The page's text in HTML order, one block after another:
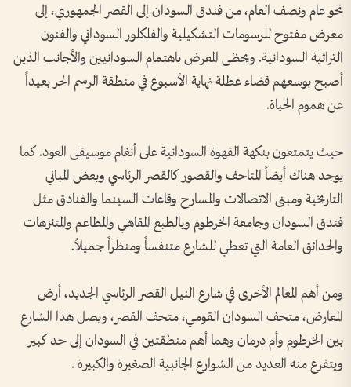
نحو عام ونصف العام، من فندق السودان إلى القصر الجمهوري، إلى
معرض مفتوح للرسومات التشكيلية والفلكلور السوداني والفنون
التراثية السودانية. ويحظى المعرض باهتمام السودانيين والأجانب الذين
أصبح بوسعهم قضاء عطلة نهاية الأسبوع في منطقة الرسم الحر بعيداً
عن هموم الحياة.
حيث يتمتعون بنكهة القهوة السودانية على أنغام موسيقى العود. كما
يوجد هناك أيضاً المتاحف والقصور كالقصر الرئاسي وبعض المباني
التاريخية ومبنى الاتصالات والمسارح وقاعات السينما والفنادق مثل
فندق السودان وجامعة الخرطوم وبالطبع المقاهي والمطاعم والمتنزهات
والحدائق العامة التي تعطي للشارع متنفساً ومنظراً جميلاً.
ومن أهم المعالم الأخرى في شارع النيل القصر الرئاسي الجديد، أرض
المعارض، متحف السودان القومي، متحف القصر، ويصل هذا الشارع
بين الخرطوم وأم درمان وهما أهم منطقتين في السودان إلى حد كبير
ويتفرع منه العديد من الشوارع الجانبية الصغيرة والكبيرة .